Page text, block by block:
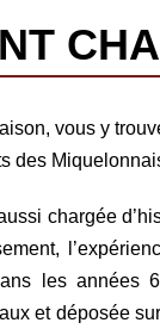
vous y
des
chargée
les années
et déposée